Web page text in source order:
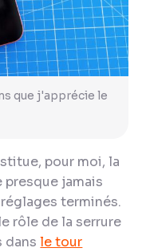
que j'apprécie le
pour moi, la
jamais
terminés.
rôle de la serrure
dansle tour